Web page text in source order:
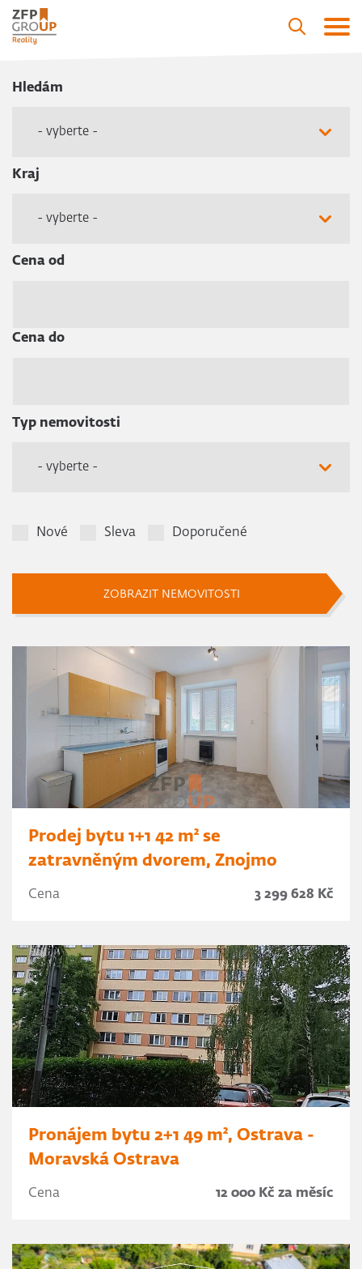
Hledám
- vyberte -
Kraj
- vyberte -
Cena od
Cena do
Typ nemovitosti
- vyberte -
Nové Sleva Doporučené
ZOBRAZIT NEMOVITOSTI
Prodej bytu 1+1 42 m² se
zatravněným dvorem, Znojmo
Cena 3 299 628 Kč
Pronájem bytu 2+1 49 m², Ostrava -
Moravská Ostrava
Cena 12 000 Kč za měsíc